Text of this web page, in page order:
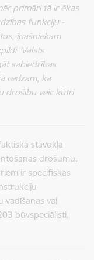
primāri tā ir ēkas
funkciju -
īpašniekam
Valsts
sabiedrības
redzam, ka
drošību veic kūtri
stāvokļa
drošumu.
ir specifiskas
vadīšanas vai
būvspeciālisti,